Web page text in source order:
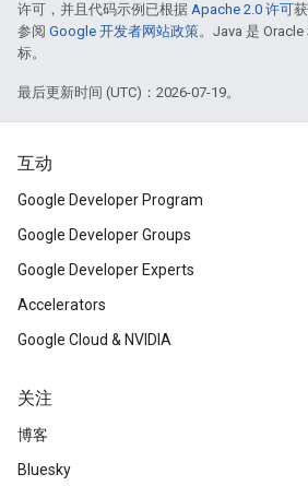
许可，并且代码示例已根据 Apache 2.0 许可
参阅 Google 开发者网站政策。Java 是
标。
最后更新时间 (UTC)：2026-07-19。
互动
Google Developer Program
Google Developer Groups
Google Developer Experts
Accelerators
Google Cloud & NVIDIA
关注
博客
Bluesky